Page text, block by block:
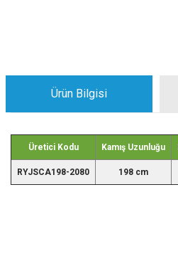
Ürün Bilgisi
Üretici Kodu Kamış Uzunluğu
RYJSCA198-2080 198 cm